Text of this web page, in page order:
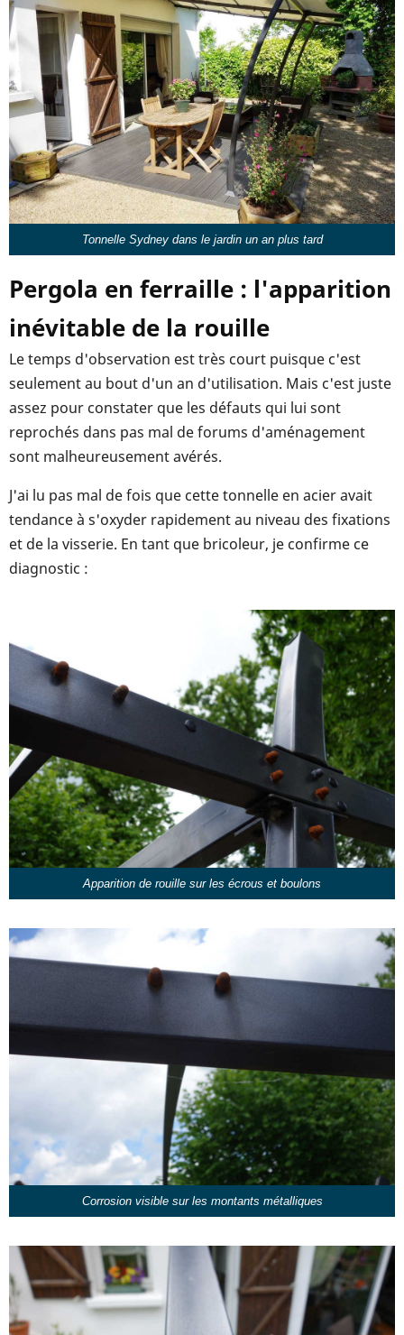
Tonnelle Sydney dans le jardin un an plus tard
Pergola en ferraille : l'apparition
inévitable de la rouille
Le temps d'observation est très court puisque c'est
seulement au bout d'un an d'utilisation. Mais c'est juste
assez pour constater que les défauts qui lui sont
reprochés dans pas mal de forums d'aménagement
sont malheureusement avérés.
J'ai lu pas mal de fois que cette tonnelle en acier avait
tendance à s'oxyder rapidement au niveau des fixations
et de la visserie. En tant que bricoleur, je confirme ce
diagnostic :
Apparition de rouille sur les écrous et boulons
Corrosion visible sur les montants métalliques